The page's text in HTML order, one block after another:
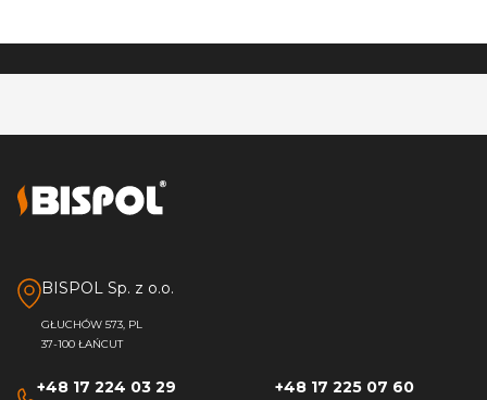
BISPOL Sp. z o.o.
GŁUCHÓW 573, PL
37-100 ŁAŃCUT
+48 17 224 03 29 +48 17 225 07 60